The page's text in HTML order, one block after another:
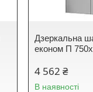
Дзеркальна
економ П
4 562 ₴
В наявності